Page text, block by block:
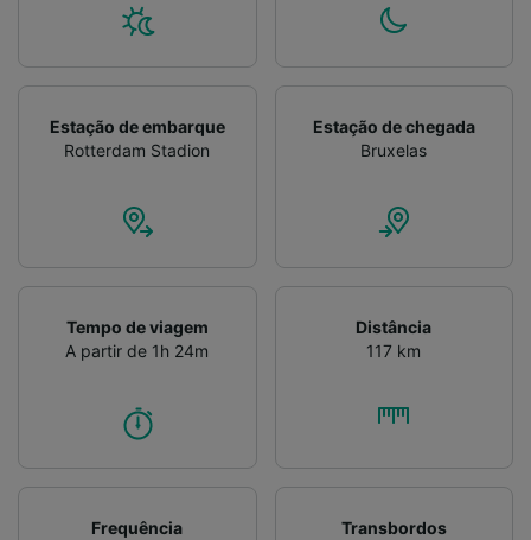
Estação de embarque
Rotterdam Stadion
Estação de chegada
Bruxelas
Tempo de viagem
A partir de 1h 24m
Distância
117 km
Frequência
Transbordos